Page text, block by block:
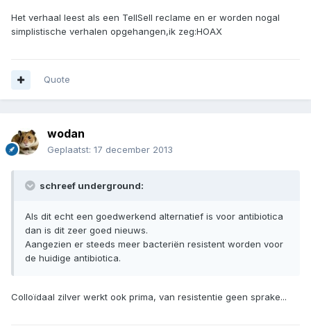
Het verhaal leest als een TellSell reclame en er worden nogal
simplistische verhalen opgehangen,ik zeg:HOAX
Quote
wodan
Geplaatst: 17 december 2013
schreef underground:
Als dit echt een goedwerkend alternatief is voor antibiotica
dan is dit zeer goed nieuws.
Aangezien er steeds meer bacteriën resistent worden voor
de huidige antibiotica.
Colloïdaal zilver werkt ook prima, van resistentie geen sprake...